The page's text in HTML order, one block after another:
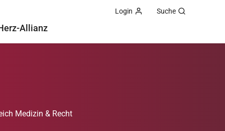
Allianz
Login Suche
Medizin & Recht